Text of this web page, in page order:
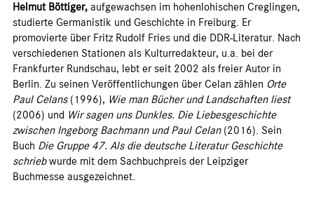
Helmut Böttiger, aufgewachsen im hohenlohischen Creglingen,
studierte Germanistik und Geschichte in Freiburg. Er
promovierte über Fritz Rudolf Fries und die DDR-Literatur. Nach
verschiedenen Stationen als Kulturredakteur, u.a. bei der
Frankfurter Rundschau, lebt er seit 2002 als freier Autor in
Berlin. Zu seinen Veröffentlichungen über Celan zählen Orte
Paul Celans(1996), Wie man Bücher und Landschaften liest
(2006) und Wir sagen uns Dunkles. Die Liebesgeschichte
zwischen Ingeborg Bachmann und Paul Celan(2016). Sein
Buch Die Gruppe 47. Als die deutsche Literatur Geschichte
schriebwurde mit dem Sachbuchpreis der Leipziger
Buchmesse ausgezeichnet.